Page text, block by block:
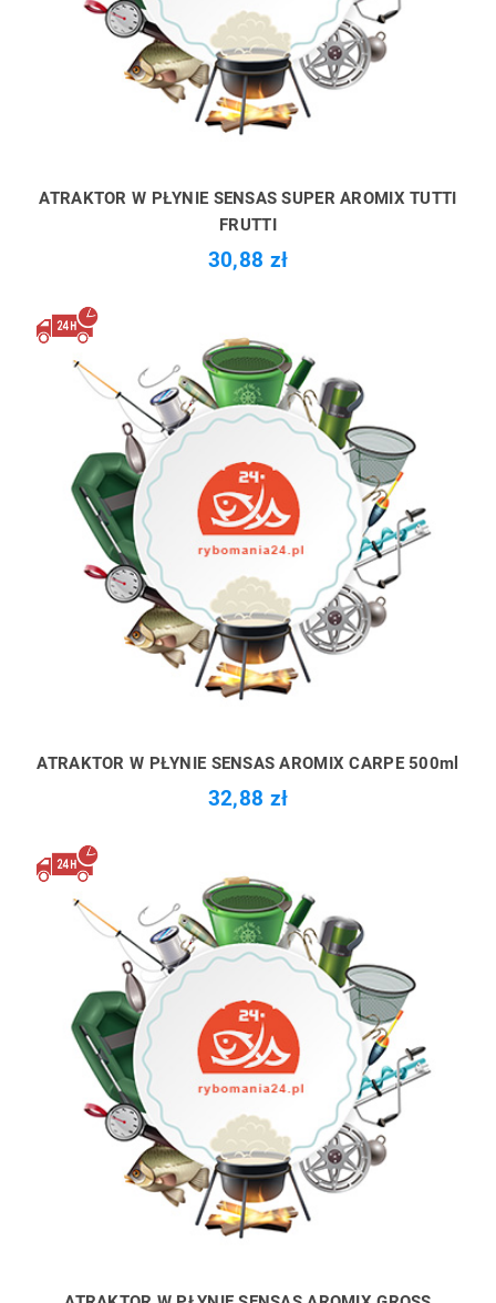
ATRAKTOR W PŁYNIE SENSAS SUPER AROMIX TUTTI
FRUTTI
30,88 zł
ATRAKTOR W PŁYNIE SENSAS AROMIX CARPE 500ml
32,88 zł